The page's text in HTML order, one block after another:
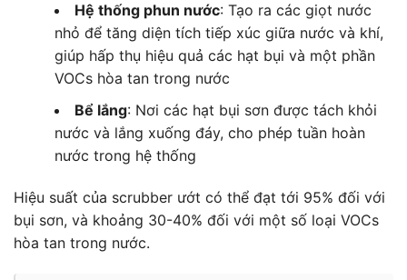
Hệ thống phun nước: Tạo ra các giọt nước
nhỏ để tăng diện tích tiếp xúc giữa nước và khí,
giúp hấp thụ hiệu quả các hạt bụi và một phần
VOCs hòa tan trong nước
Bể lắng: Nơi các hạt bụi sơn được tách khỏi
nước và lắng xuống đáy, cho phép tuần hoàn
nước trong hệ thống
Hiệu suất của scrubber ướt có thể đạt tới 95% đối với
bụi sơn, và khoảng 30-40% đối với một số loại VOCs
hòa tan trong nước.